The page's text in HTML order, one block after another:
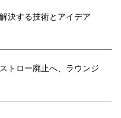
決する技術とアイデア
トロー廃止へ、ラウンジ